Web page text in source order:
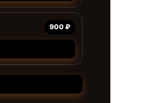
900 ₽